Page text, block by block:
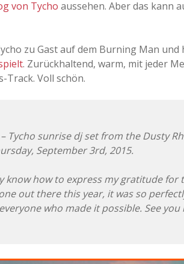
von Tycho aussehen. Aber das kann
zu Gast auf dem Burning Man und
. Zurückhaltend, warm, mit jeder
Track. Voll schön.
Tycho sunrise dj set from the Dusty
September 3rd, 2015.
know how to express my gratitude for
out there this year, it was so
who made it possible. See